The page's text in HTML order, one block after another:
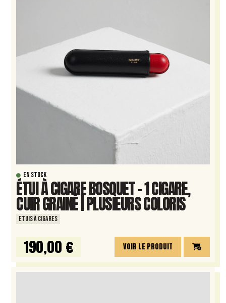
EN STOCK
ÉTUI À CIGARE BOSQUET – 1 CIGARE,
CUIR GRAINÉ | PLUSIEURS COLORIS
ETUIS À CIGARES
190,00 € VOIR LE PRODUIT